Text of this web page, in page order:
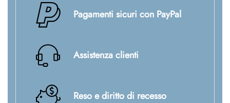
Pagamenti sicuri con PayPal
Assistenza clienti
Reso e diritto di recesso